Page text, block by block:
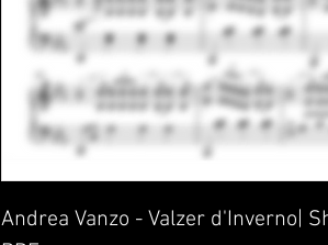
Andrea Vanzo - Valzer d'Inverno|